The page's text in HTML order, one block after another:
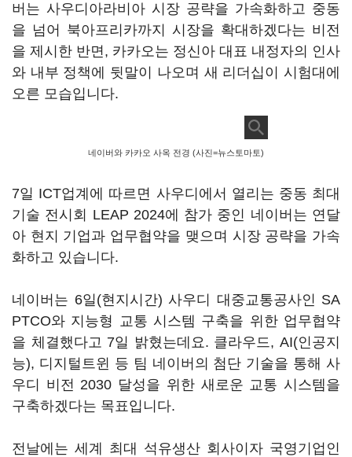
버는 사우디아라비아 시장 공략을 가속화하고 중동
을 넘어 북아프리카까지 시장을 확대하겠다는 비전
을 제시한 반면, 카카오는 정신아 대표 내정자의 인사
와 내부 정책에 뒷말이 나오며 새 리더십이 시험대에
오른 모습입니다.
네이버와 카카오 사옥 전경 (사진=뉴스토마토)
7일 ICT업계에 따르면 사우디에서 열리는 중동 최대
기술 전시회 LEAP 2024에 참가 중인 네이버는 연달
아 현지 기업과 업무협약을 맺으며 시장 공략을 가속
화하고 있습니다.
네이버는 6일(현지시간) 사우디 대중교통공사인 SA
PTCO와 지능형 교통 시스템 구축을 위한 업무협약
을 체결했다고 7일 밝혔는데요. 클라우드, AI(인공지
능), 디지털트윈 등 팀 네이버의 첨단 기술을 통해 사
우디 비전 2030 달성을 위한 새로운 교통 시스템을
구축하겠다는 목표입니다.
전날에는 세계 최대 석유생산 회사이자 국영기업인